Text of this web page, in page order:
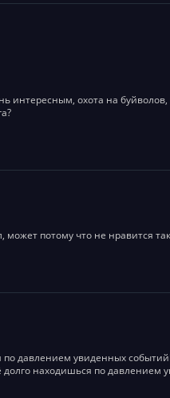
интересным, охота на буйволов,
может потому что не нравится
давлением увиденных
долго находишься по давлением